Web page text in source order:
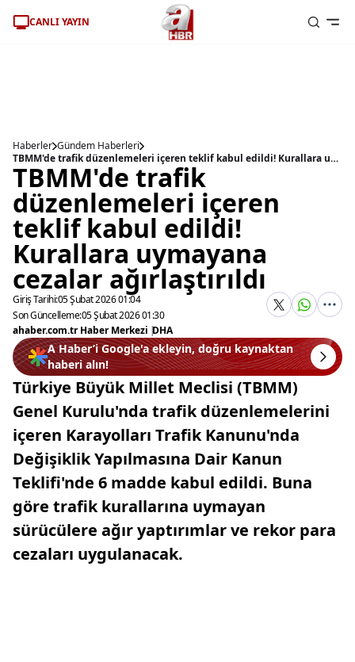
CANLI YAYIN
Haberler Gündem Haberleri
TBMM'de trafik düzenlemeleri içeren teklif kabul edildi! Kurallara uymayana cezalar ağırlaştırıldı
TBMM'de trafik
düzenlemeleri içeren
teklif kabul edildi!
Kurallara uymayana
cezalar ağırlaştırıldı
Giriş Tarihi:05 Şubat 2026 01:04
Son Güncelleme:05 Şubat 2026 01:30
ahaber.com.tr Haber Merkezi |DHA
A Haber’i Google'a ekleyin, doğru kaynaktan
haberi alın!
Türkiye Büyük Millet Meclisi (TBMM)
Genel Kurulu'nda trafik düzenlemelerini
içeren Karayolları Trafik Kanunu'nda
Değişiklik Yapılmasına Dair Kanun
Teklifi'nde 6 madde kabul edildi. Buna
göre trafik kurallarına uymayan
sürücülere ağır yaptırımlar ve rekor para
cezaları uygulanacak.